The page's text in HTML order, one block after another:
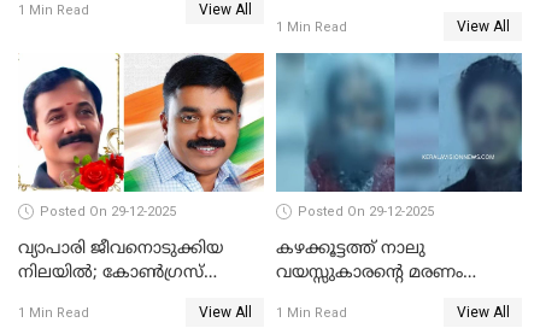
1 Min Read View All
പിഴ
1 Min Read View All
Posted On 29-12-2025
വ്യാപാരി ജീവനൊടുക്കിയ
നിലയില്‍; കോണ്‍ഗ്രസ്
മാനസികപീഡനമെന്ന് കുറിപ്പ്
1 Min Read View All
Posted On 29-12-2025
കഴക്കൂട്ടത്ത് നാലു
വയസ്സുകാരന്റെ മരണം
സുഹൃത്തും പൊലീസ്
1 Min Read View All